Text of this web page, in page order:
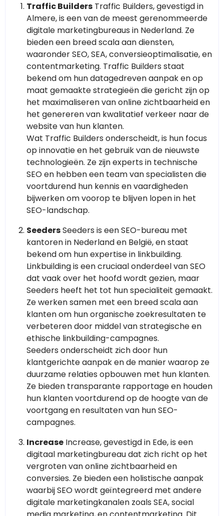
Traffic Builders Traffic Builders, gevestigd in
Almere, is een van de meest gerenommeerde
digitale marketingbureaus in Nederland. Ze
bieden een breed scala aan diensten,
waaronder SEO, SEA, conversieoptimalisatie, en
contentmarketing. Traffic Builders staat
bekend om hun datagedreven aanpak en op
maat gemaakte strategieën die gericht zijn op
het maximaliseren van online zichtbaarheid en
het genereren van kwalitatief verkeer naar de
website van hun klanten.
Wat Traffic Builders onderscheidt, is hun focus
op innovatie en het gebruik van de nieuwste
technologieën. Ze zijn experts in technische
SEO en hebben een team van specialisten die
voortdurend hun kennis en vaardigheden
bijwerken om voorop te blijven lopen in het
SEO-landschap.
SeedersSeeders is een SEO-bureau met
kantoren in Nederland en België, en staat
bekend om hun expertise in linkbuilding.
Linkbuilding is een cruciaal onderdeel van SEO
dat vaak over het hoofd wordt gezien, maar
Seeders heeft het tot hun specialiteit gemaakt.
Ze werken samen met een breed scala aan
klanten om hun organische zoekresultaten te
verbeteren door middel van strategische en
ethische linkbuilding-campagnes.
Seeders onderscheidt zich door hun
klantgerichte aanpak en de manier waarop ze
duurzame relaties opbouwen met hun klanten.
Ze bieden transparante rapportage en houden
hun klanten voortdurend op de hoogte van de
voortgang en resultaten van hun SEO-
campagnes.
Increase Increase, gevestigd in Ede, is een
digitaal marketingbureau dat zich richt op het
vergroten van online zichtbaarheid en
conversies. Ze bieden een holistische aanpak
waarbij SEO wordt geïntegreerd met andere
digitale marketingkanalen zoals SEA, social